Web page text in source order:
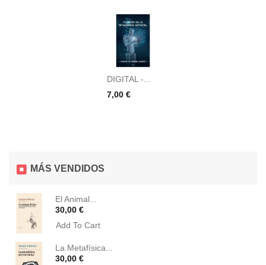
DIGITAL -...
Precio
7,00 €
MÁS VENDIDOS
El Animal...
Precio
30,00 €
Add To Cart
La Metafísica...
Precio
30,00 €